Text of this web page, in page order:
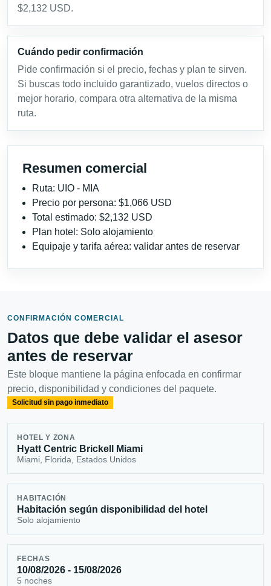
$2,132 USD.
Cuándo pedir confirmación
Pide confirmación si el precio, fechas y plan te sirven.
Si buscas todo incluido garantizado, vuelos directos o
mejor horario, compara otra alternativa de la misma
ruta.
Resumen comercial
Ruta: UIO - MIA
Precio por persona: $1,066 USD
Total estimado: $2,132 USD
Plan hotel: Solo alojamiento
Equipaje y tarifa aérea: validar antes de reservar
CONFIRMACIÓN COMERCIAL
Datos que debe validar el asesor
antes de reservar
Este bloque mantiene la página enfocada en confirmar
precio, disponibilidad y condiciones del paquete.
Solicitud sin pago inmediato
HOTEL Y ZONA
Hyatt Centric Brickell Miami
Miami, Florida, Estados Unidos
HABITACIÓN
Habitación según disponibilidad del hotel
Solo alojamiento
FECHAS
10/08/2026 - 15/08/2026
5 noches